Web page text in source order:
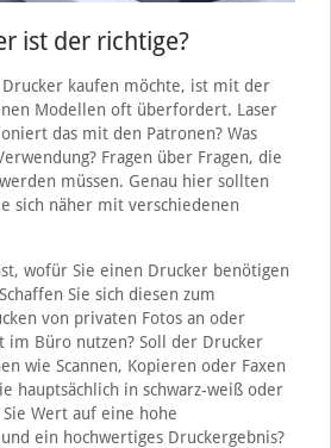
ist der richtige?
kaufen möchte, ist mit der
Modellen oft überfordert. Laser
das mit den Patronen? Was
Fragen über Fragen, die
müssen. Genau hier sollten
sich näher mit verschiedenen
wofür Sie einen Drucker benötigen
Sie sich diesen zum
von privaten Fotos an oder
im Büro nutzen? Soll der Drucker
wie Scannen, Kopieren oder Faxen
hauptsächlich in schwarz-weiß oder
Wert auf eine hohe
ein hochwertiges Druckergebnis?